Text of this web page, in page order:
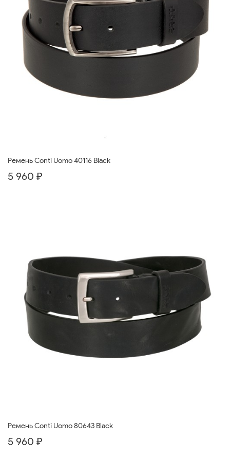
Ремень Conti Uomo 40116 Black
5 960 ₽
Ремень Conti Uomo 80643 Black
5 960 ₽